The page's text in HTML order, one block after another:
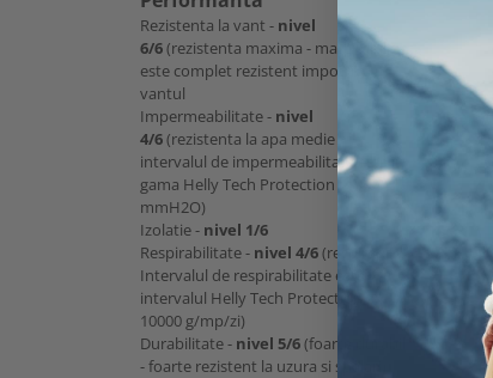
Rezistenta la vant - nivel
6/6(rezistenta maxima - materialul
este complet rezistent impotriva
vantul
Impermeabilitate - nivel
4/6(rezistenta la apa medie -
intervalul de impermeabilitate este in
gama Helly Tech Protection - 10000
mmH2O)
Izolatie - nivel 1/6
Respirabilitate - nivel 4/6(respirabil -
Intervalul de respirabilitate este
intervalul Helly Tech Protection -
10000 g/mp/zi)
Durabilitate - nivel 5/6(foarte durabil
- foarte rezistent la uzura si spalari)